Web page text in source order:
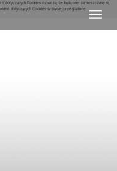
dotyczących Cookies oznacza, że będą one zamieszczane w
dotyczących Cookies w swojej przeglądarce
Menu